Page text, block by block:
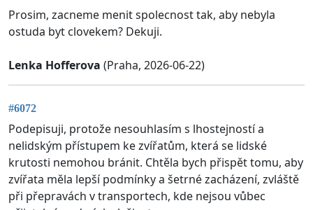
Prosim, zacneme menit spolecnost tak, aby nebyla
ostuda byt clovekem? Dekuji.
Lenka Hofferova (Praha, 2026-06-22)
#6072
Podepisuji, protože nesouhlasím s lhostejností a
nelidským přístupem ke zvířatům, která se lidské
krutosti nemohou bránit. Chtěla bych přispět tomu, aby
zvířata měla lepší podmínky a šetrné zacházení, zvláště
při přepravách v transportech, kde nejsou vůbec